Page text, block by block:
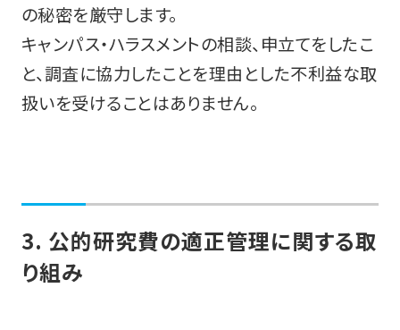
の秘密を厳守します。
キャンパス・ハラスメントの相談、申立てをしたこ
と、調査に協力したことを理由とした不利益な取
扱いを受けることはありません。
3. 公的研究費の適正管理に関する取
り組み